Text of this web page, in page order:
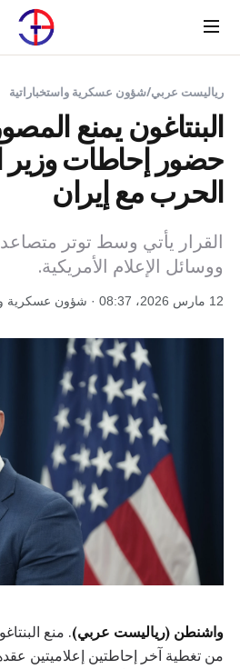
Menu
رياليست عربي/شؤون عسكرية واستخباراتية
البنتاغون يمنع
حضور إحاطات وزير
الحرب مع إيران
القرار يأتي وسط توتر متصاعد
ووسائل الإعلام الأمريكية.
12 مارس 2026، 08:37 · شؤون عسكرية واستخباراتية
واشنطن (رياليست عربي). منع
من تغطية آخر إحاطتين إعلاميتين